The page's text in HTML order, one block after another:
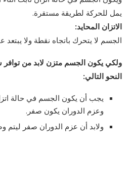
يمل للحركة لطريقة مستقرة.
الاتزان المحايد:
الجسم لا يتحرك باتجاه نقطة ولا يبتعد
ولكي يكون الجسم متزن لابد من
النحو التالي:
يجب أن يكون الجسم في حالة
وعزم الدوران يكون صفر.
ولابد أن عزم الدوران صفر ليتم